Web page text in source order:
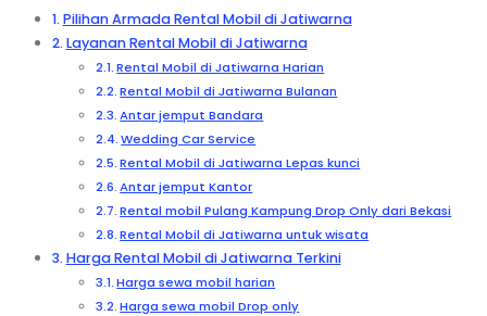
Pilihan Armada Rental Mobil di Jatiwarna
Layanan Rental Mobil di Jatiwarna
Rental Mobil di Jatiwarna Harian
Rental Mobil di Jatiwarna Bulanan
Antar jemput Bandara
Wedding Car Service
Rental Mobil di Jatiwarna Lepas kunci
Antar jemput Kantor
Rental mobil Pulang Kampung Drop Only dari Bekasi
Rental Mobil di Jatiwarna untuk wisata
Harga Rental Mobil di Jatiwarna Terkini
Harga sewa mobil harian
Harga sewa mobil Drop only